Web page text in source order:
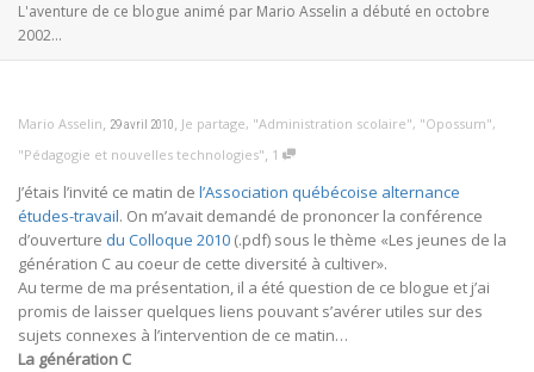
L'aventure de ce blogue animé par Mario Asselin a débuté en octobre
2002...
Mario Asselin, 29 avril 2010, Je partage, "Administration scolaire", "Opossum",
"Pédagogie et nouvelles technologies", 1
J’étais l’invité ce matin de l’Association québécoise alternance
études-travail. On m’avait demandé de prononcer la conférence
d’ouverture du Colloque 2010 (.pdf) sous le thème «Les jeunes de la
génération C au coeur de cette diversité à cultiver».
Au terme de ma présentation, il a été question de ce blogue et j’ai
promis de laisser quelques liens pouvant s’avérer utiles sur des
sujets connexes à l’intervention de ce matin…
La génération C